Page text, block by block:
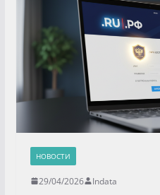
НОВОСТИ
29/04/2026 Indata